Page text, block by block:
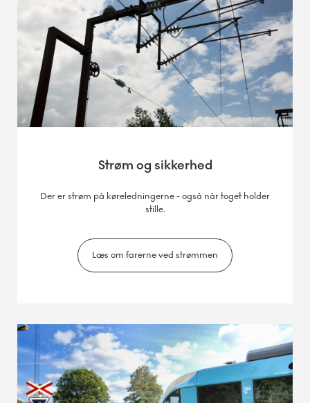
Strøm og sikkerhed
Der er strøm på køreledningerne - også når toget holder
stille.
Læs om farerne ved strømmen